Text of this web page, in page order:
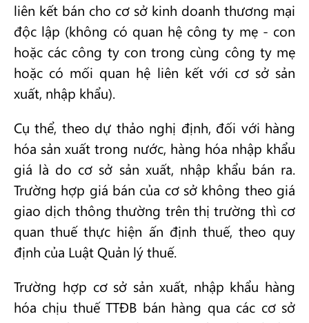
liên kết bán cho cơ sở kinh doanh thương mại
độc lập (không có quan hệ công ty mẹ - con
hoặc các công ty con trong cùng công ty mẹ
hoặc có mối quan hệ liên kết với cơ sở sản
xuất, nhập khẩu).
Cụ thể, theo dự thảo nghị định, đối với hàng
hóa sản xuất trong nước, hàng hóa nhập khẩu
giá là do cơ sở sản xuất, nhập khẩu bán ra.
Trường hợp giá bán của cơ sở không theo giá
giao dịch thông thường trên thị trường thì cơ
quan thuế thực hiện ấn định thuế, theo quy
định của Luật Quản lý thuế.
Trường hợp cơ sở sản xuất, nhập khẩu hàng
hóa chịu thuế TTĐB bán hàng qua các cơ sở